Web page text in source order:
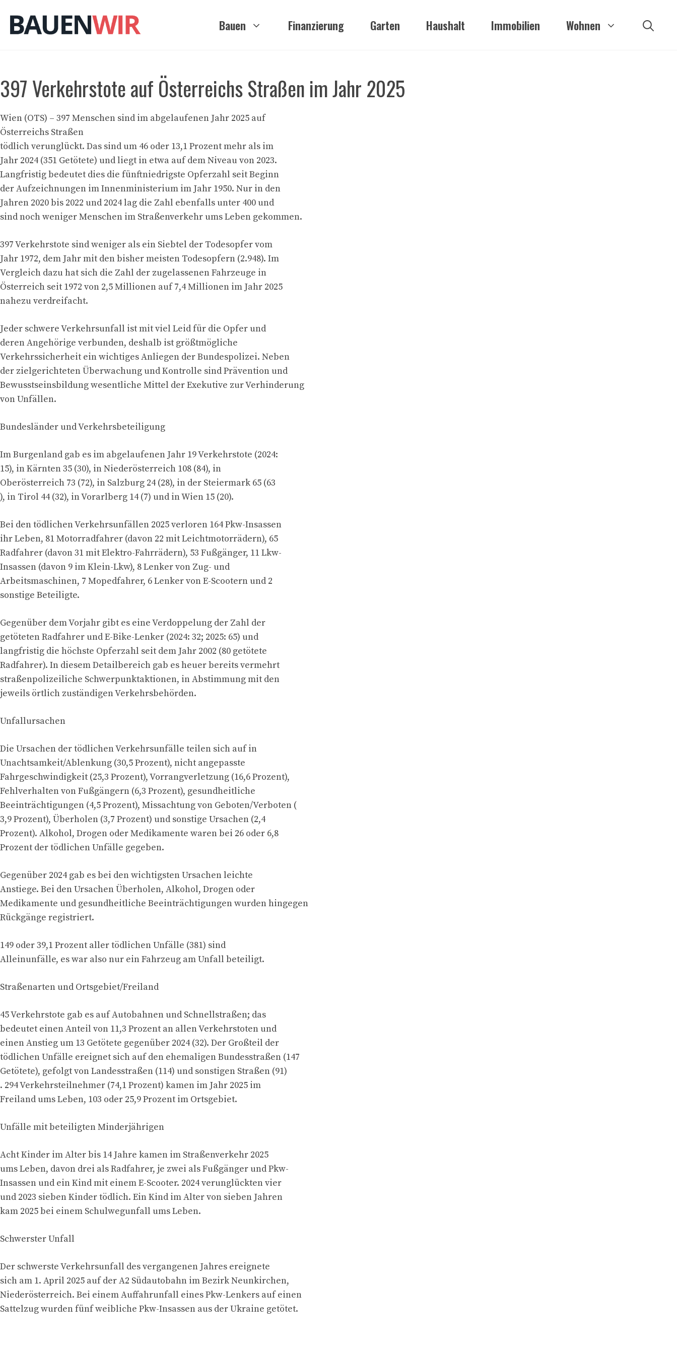
Inhalt
springen
Bauen Finanzierung Garten Haushalt Immobilien Wohnen
397 Verkehrstote auf Österreichs Straßen im Jahr 2025
Wien (OTS) – 397 Menschen sind im abgelaufenen Jahr 2025 auf
Österreichs Straßen
tödlich verunglückt. Das sind um 46 oder 13,1 Prozent mehr als im
Jahr 2024 (351 Getötete) und liegt in etwa auf dem Niveau von 2023.
Langfristig bedeutet dies die fünftniedrigste Opferzahl seit Beginn
der Aufzeichnungen im Innenministerium im Jahr 1950. Nur in den
Jahren 2020 bis 2022 und 2024 lag die Zahl ebenfalls unter 400 und
sind noch weniger Menschen im Straßenverkehr ums Leben gekommen.
397 Verkehrstote sind weniger als ein Siebtel der Todesopfer vom
Jahr 1972, dem Jahr mit den bisher meisten Todesopfern (2.948). Im
Vergleich dazu hat sich die Zahl der zugelassenen Fahrzeuge in
Österreich seit 1972 von 2,5 Millionen auf 7,4 Millionen im Jahr 2025
nahezu verdreifacht.
Jeder schwere Verkehrsunfall ist mit viel Leid für die Opfer und
deren Angehörige verbunden, deshalb ist größtmögliche
Verkehrssicherheit ein wichtiges Anliegen der Bundespolizei. Neben
der zielgerichteten Überwachung und Kontrolle sind Prävention und
Bewusstseinsbildung wesentliche Mittel der Exekutive zur Verhinderung
von Unfällen.
Bundesländer und Verkehrsbeteiligung
Im Burgenland gab es im abgelaufenen Jahr 19 Verkehrstote (2024:
15), in Kärnten 35 (30), in Niederösterreich 108 (84), in
Oberösterreich 73 (72), in Salzburg 24 (28), in der Steiermark 65 (63
), in Tirol 44 (32), in Vorarlberg 14 (7) und in Wien 15 (20).
Bei den tödlichen Verkehrsunfällen 2025 verloren 164 Pkw-Insassen
ihr Leben, 81 Motorradfahrer (davon 22 mit Leichtmotorrädern), 65
Radfahrer (davon 31 mit Elektro-Fahrrädern), 53 Fußgänger, 11 Lkw-
Insassen (davon 9 im Klein-Lkw), 8 Lenker von Zug- und
Arbeitsmaschinen, 7 Mopedfahrer, 6 Lenker von E-Scootern und 2
sonstige Beteiligte.
Gegenüber dem Vorjahr gibt es eine Verdoppelung der Zahl der
getöteten Radfahrer und E-Bike-Lenker (2024: 32; 2025: 65) und
langfristig die höchste Opferzahl seit dem Jahr 2002 (80 getötete
Radfahrer). In diesem Detailbereich gab es heuer bereits vermehrt
straßenpolizeiliche Schwerpunktaktionen, in Abstimmung mit den
jeweils örtlich zuständigen Verkehrsbehörden.
Unfallursachen
Die Ursachen der tödlichen Verkehrsunfälle teilen sich auf in
Unachtsamkeit/Ablenkung (30,5 Prozent), nicht angepasste
Fahrgeschwindigkeit (25,3 Prozent), Vorrangverletzung (16,6 Prozent),
Fehlverhalten von Fußgängern (6,3 Prozent), gesundheitliche
Beeinträchtigungen (4,5 Prozent), Missachtung von Geboten/Verboten (
3,9 Prozent), Überholen (3,7 Prozent) und sonstige Ursachen (2,4
Prozent). Alkohol, Drogen oder Medikamente waren bei 26 oder 6,8
Prozent der tödlichen Unfälle gegeben.
Gegenüber 2024 gab es bei den wichtigsten Ursachen leichte
Anstiege. Bei den Ursachen Überholen, Alkohol, Drogen oder
Medikamente und gesundheitliche Beeinträchtigungen wurden hingegen
Rückgänge registriert.
149 oder 39,1 Prozent aller tödlichen Unfälle (381) sind
Alleinunfälle, es war also nur ein Fahrzeug am Unfall beteiligt.
Straßenarten und Ortsgebiet/Freiland
45 Verkehrstote gab es auf Autobahnen und Schnellstraßen; das
bedeutet einen Anteil von 11,3 Prozent an allen Verkehrstoten und
einen Anstieg um 13 Getötete gegenüber 2024 (32). Der Großteil der
tödlichen Unfälle ereignet sich auf den ehemaligen Bundesstraßen (147
Getötete), gefolgt von Landesstraßen (114) und sonstigen Straßen (91)
. 294 Verkehrsteilnehmer (74,1 Prozent) kamen im Jahr 2025 im
Freiland ums Leben, 103 oder 25,9 Prozent im Ortsgebiet.
Unfälle mit beteiligten Minderjährigen
Acht Kinder im Alter bis 14 Jahre kamen im Straßenverkehr 2025
ums Leben, davon drei als Radfahrer, je zwei als Fußgänger und Pkw-
Insassen und ein Kind mit einem E-Scooter. 2024 verunglückten vier
und 2023 sieben Kinder tödlich. Ein Kind im Alter von sieben Jahren
kam 2025 bei einem Schulwegunfall ums Leben.
Schwerster Unfall
Der schwerste Verkehrsunfall des vergangenen Jahres ereignete
sich am 1. April 2025 auf der A2 Südautobahn im Bezirk Neunkirchen,
Niederösterreich. Bei einem Auffahrunfall eines Pkw-Lenkers auf einen
Sattelzug wurden fünf weibliche Pkw-Insassen aus der Ukraine getötet.